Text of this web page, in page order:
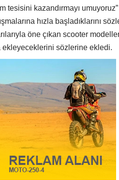
tesisini kazandırmayı
hızla başladıklarını
öne çıkan scooter
ekleyeceklerini sözlerine ekledi.